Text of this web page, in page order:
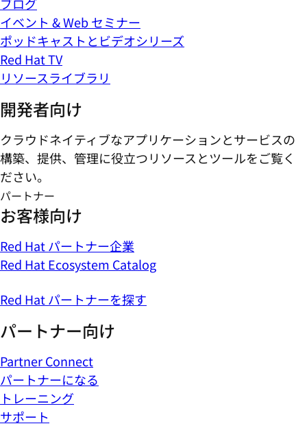
イベント & Web セミナー
ポッドキャストとビデオシリーズ
Red Hat TV
リソースライブラリ
開発者向け
クラウドネイティブなアプリケーションとサービスの
構築、提供、管理に役立つリソースとツールをご覧く
ださい。
パートナー
お客様向け
Red Hat パートナー企業
Red Hat Ecosystem Catalog
Red Hat パートナーを探す
パートナー向け
Partner Connect
パートナーになる
トレーニング
サポート